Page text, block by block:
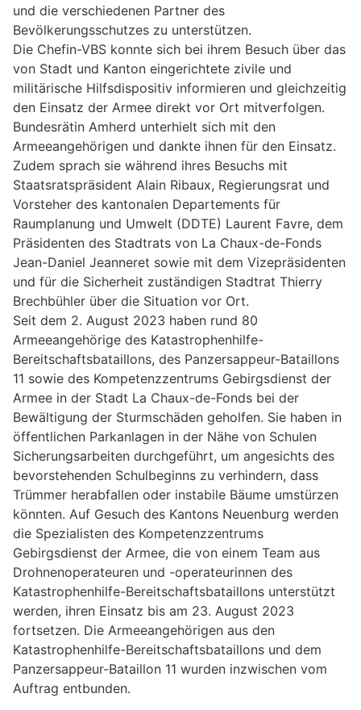
und die verschiedenen Partner des
Bevölkerungsschutzes zu unterstützen.
Die Chefin-VBS konnte sich bei ihrem Besuch über das
von Stadt und Kanton eingerichtete zivile und
militärische Hilfsdispositiv informieren und gleichzeitig
den Einsatz der Armee direkt vor Ort mitverfolgen.
Bundesrätin Amherd unterhielt sich mit den
Armeeangehörigen und dankte ihnen für den Einsatz.
Zudem sprach sie während ihres Besuchs mit
Staatsratspräsident Alain Ribaux, Regierungsrat und
Vorsteher des kantonalen Departements für
Raumplanung und Umwelt (DDTE) Laurent Favre, dem
Präsidenten des Stadtrats von La Chaux-de-Fonds
Jean-Daniel Jeanneret sowie mit dem Vizepräsidenten
und für die Sicherheit zuständigen Stadtrat Thierry
Brechbühler über die Situation vor Ort.
Seit dem 2. August 2023 haben rund 80
Armeeangehörige des Katastrophenhilfe-
Bereitschaftsbataillons, des Panzersappeur-Bataillons
11 sowie des Kompetenzzentrums Gebirgsdienst der
Armee in der Stadt La Chaux-de-Fonds bei der
Bewältigung der Sturmschäden geholfen. Sie haben in
öffentlichen Parkanlagen in der Nähe von Schulen
Sicherungsarbeiten durchgeführt, um angesichts des
bevorstehenden Schulbeginns zu verhindern, dass
Trümmer herabfallen oder instabile Bäume umstürzen
könnten. Auf Gesuch des Kantons Neuenburg werden
die Spezialisten des Kompetenzzentrums
Gebirgsdienst der Armee, die von einem Team aus
Drohnenoperateuren und -operateurinnen des
Katastrophenhilfe-Bereitschaftsbataillons unterstützt
werden, ihren Einsatz bis am 23. August 2023
fortsetzen. Die Armeeangehörigen aus den
Katastrophenhilfe-Bereitschaftsbataillons und dem
Panzersappeur-Bataillon 11 wurden inzwischen vom
Auftrag entbunden.